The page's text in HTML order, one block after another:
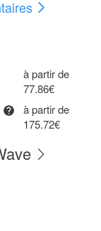
à partir de
77.86€
à partir de
175.72€